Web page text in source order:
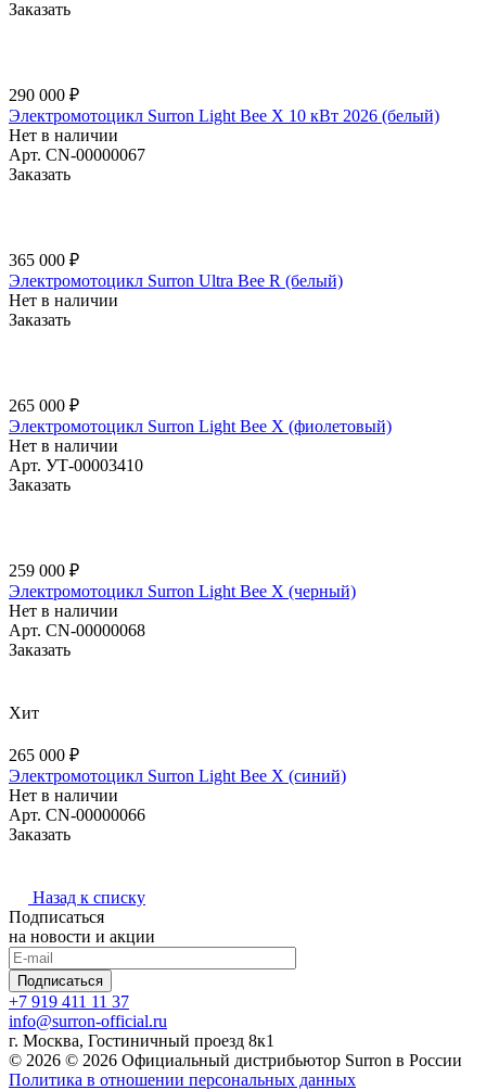
Заказать
290 000 ₽
Электромотоцикл Surron Light Bee X 10 кВт 2026 (белый)
Нет в наличии
Арт. CN-00000067
Заказать
365 000 ₽
Электромотоцикл Surron Ultra Bee R (белый)
Нет в наличии
Заказать
265 000 ₽
Электромотоцикл Surron Light Bee X (фиолетовый)
Нет в наличии
Арт. УТ-00003410
Заказать
259 000 ₽
Электромотоцикл Surron Light Bee X (черный)
Нет в наличии
Арт. CN-00000068
Заказать
Хит
265 000 ₽
Электромотоцикл Surron Light Bee X (синий)
Нет в наличии
Арт. CN-00000066
Заказать
Назад к списку
Подписаться
на новости и акции
Подписаться
+7 919 411 11 37
info@surron-official.ru
г. Москва, Гостиничный проезд 8к1
© 2026 © 2026 Официальный дистрибьютор Surron в России
Политика в отношении персональных данных